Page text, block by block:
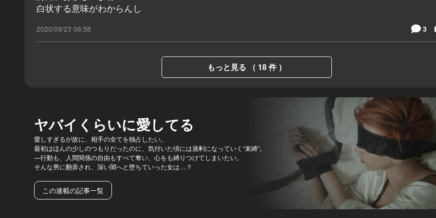
白状する意味がわからんし
2020/09/23 06:58 3
もっと見る （ 18 件 ）
ヤバイくらいに愛してる
愛しすぎるが故に、相手の全てを独占したい。
最初はほんの少しのつもりだったのに、気付いた頃には過剰になっていく“束縛”。
―行動も、人間関係の自由もすべて奪い、心をも縛りつけてしまいたい。
そんな男に翻弄され、深い闇へと堕ちていった女は…？
この連載の記事一覧